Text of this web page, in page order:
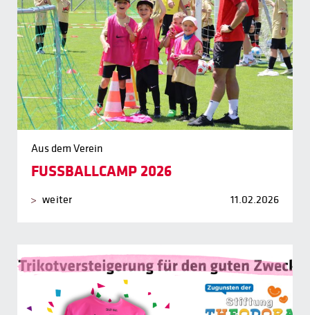
Aus dem Verein
FUSSBALLCAMP 2026
weiter 11.02.2026